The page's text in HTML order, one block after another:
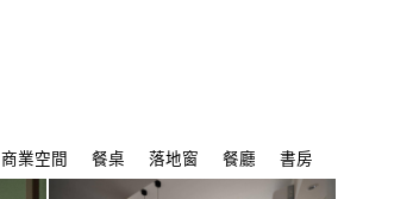
商業空間 餐桌 落地窗 餐廳 書房